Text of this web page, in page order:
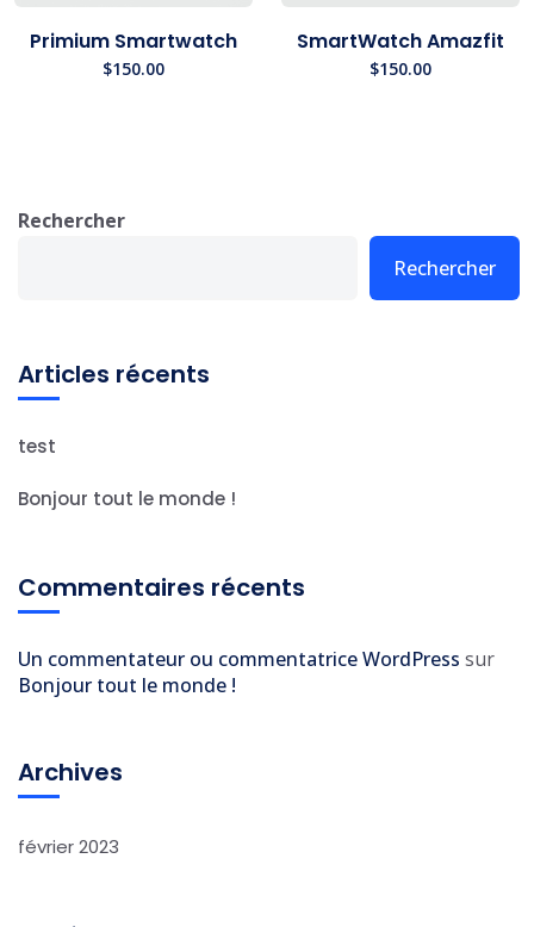
Primium Smartwatch
$150.00
SmartWatch Amazfit
$150.00
Rechercher
Rechercher
Articles récents
test
Bonjour tout le monde !
Commentaires récents
Un commentateur ou commentatrice WordPress sur
Bonjour tout le monde !
Archives
février 2023